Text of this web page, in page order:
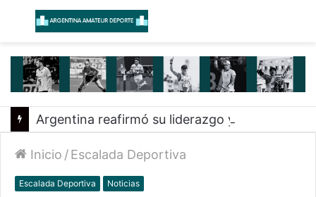
Menú
Inicio /Escalada Deportiva
Escalada Deportiva Noticias